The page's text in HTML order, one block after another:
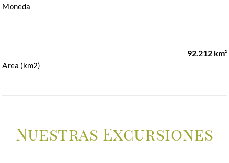
Moneda
Area (km2)
92.212 km²
Nuestras Excursiones